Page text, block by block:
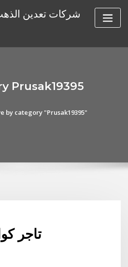
شركات تعدين
Prusak19395
by category "Prusak19395"
تاجر